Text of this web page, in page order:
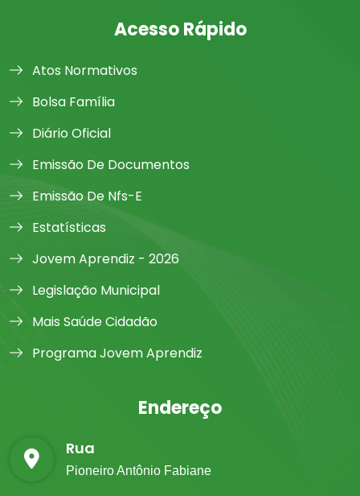
Acesso Rápido
Atos Normativos
Bolsa Família
Diário Oficial
Emissão De Documentos
Emissão De Nfs-E
Estatísticas
Jovem Aprendiz - 2026
Legislação Municipal
Mais Saúde Cidadão
Programa Jovem Aprendiz
Endereço
Rua
Pioneiro Antônio Fabiane